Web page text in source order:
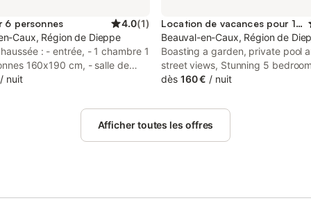
6 personnes 4.0(1)
Caux, Région de Dieppe
: - entrée, - 1 chambre 1
160x190 cm, - salle de
wc, - placard avec lave-linge, -
ondes, frigo et congélateur)
- séjour-salon avec 3 canapés,
/ nuit
Location de vacances pour 18 personnes
Beauval-en-Caux, Région de
Boasting a garden, private pool
street views, Stunning 5
Manor house, Normandy is set in
property also provides guests
picnic area.
dès 160 € / nuit
Afficher toutes les offres